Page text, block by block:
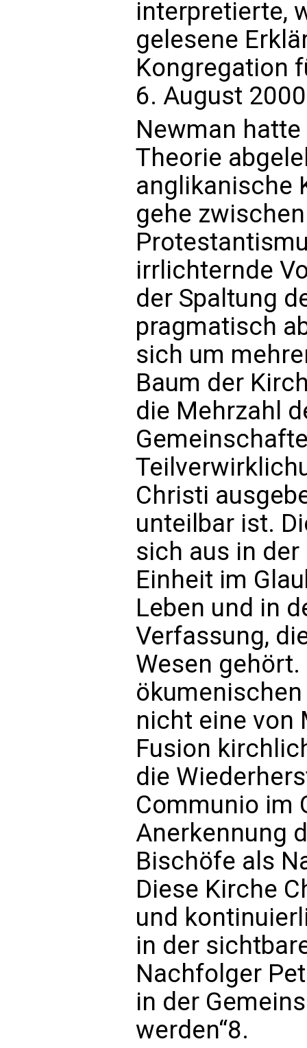
interpretierte,
gelesene
Kongregation
6. August
Newman
Theorie
anglikanische
gehe
irrlichternde
der Spaltung
pragmatisch
sich um
Baum der
die Mehrzahl
Christi
unteilbar ist.
sich aus in
Einheit im
Leben und in
Verfassung,
Wesen
nicht eine von
Fusion
die
Communio im
Anerkennung
Bischöfe als
Diese Kirche
und
in der
Nachfolger
in der
werden“8.